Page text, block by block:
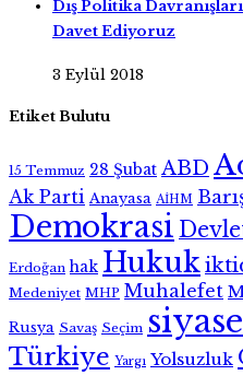
Dış Politika
Davet Ediyoruz
3 Eylül 2018
Etiket Bulutu
15 Temmuz 28 Şubat ABD
Ak Parti Anayasa AİHM
Demokrasi
Erdoğan hak Hukuk
Medeniyet MHP Muhalefet
Rusya Savaş Seçim
Türkiye Yargı Yolsuzluk